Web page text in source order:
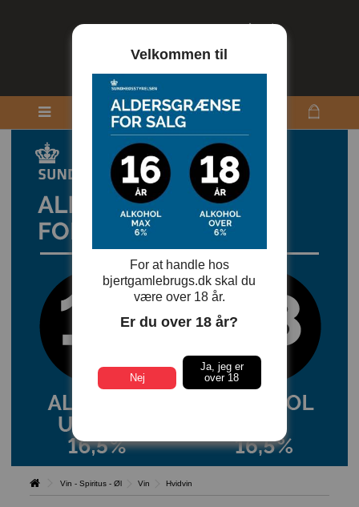
Vin - Spiritus - Øl Vin Hvidvin
Velkommen til
For at handle hos
bjertgamlebrugs.dk skal du
være over 18 år.
Er du over 18 år?
Nej
Ja, jeg er
over 18